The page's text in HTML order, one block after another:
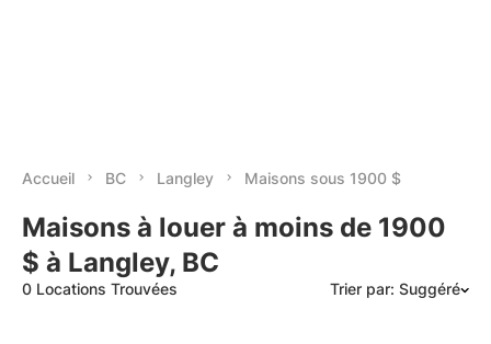
Accueil BC Langley Maisons sous 1900 $
Maisons à louer à moins de 1900
$ à Langley, BC
0 Locations Trouvées Trier par: Suggéré